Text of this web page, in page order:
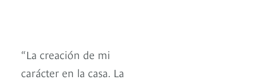
“La creación de mi
carácter en la casa. La